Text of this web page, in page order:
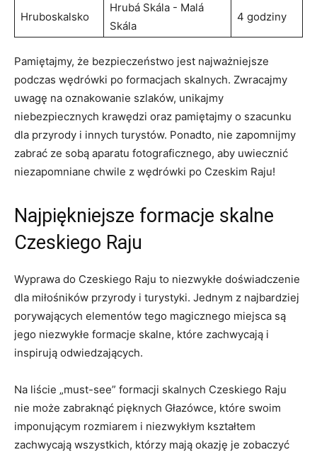
Hruboskalsko
Hrubá Skála -‍ Malá
Skála
4 ⁢godziny
Pamiętajmy, że bezpieczeństwo jest​ najważniejsze
podczas wędrówki po formacjach skalnych. ⁤Zwracajmy
uwagę na oznakowanie szlaków, unikajmy
niebezpiecznych krawędzi ​oraz pamiętajmy‍ o szacunku
dla przyrody i innych turystów. Ponadto,‌ nie zapomnijmy
zabrać ze sobą aparatu fotograficznego, aby ​uwiecznić
⁣niezapomniane chwile ​z‌ wędrówki po⁣ Czeskim Raju!
Najpiękniejsze formacje skalne
Czeskiego Raju
Wyprawa do Czeskiego ‌Raju to niezwykłe doświadczenie
dla miłośników ⁢przyrody i⁤ turystyki. Jednym z najbardziej
porywających elementów tego magicznego⁢ miejsca są
jego ‍niezwykłe ​formacje⁤ skalne, które zachwycają i
⁤inspirują odwiedzających.
Na liście „must-see” formacji skalnych Czeskiego Raju
nie może⁤ zabraknąć‍ pięknych Głazówce, które swoim
imponującym ⁢rozmiarem i niezwykłym kształtem
‌zachwycają wszystkich, którzy mają ⁤okazję⁤ je⁣ zobaczyć